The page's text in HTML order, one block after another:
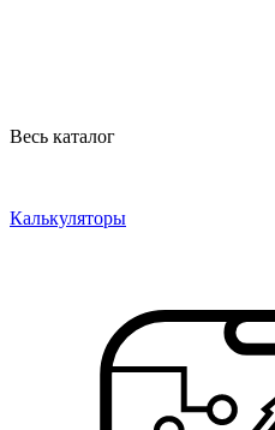
Весь каталог
Калькуляторы